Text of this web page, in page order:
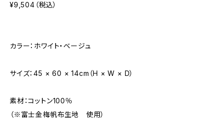
¥9,504（税込）
カラー：ホワイト・ベージュ
サイズ：45 × 60 × 14cm（H × W × D）
素材：コットン100％
（※富士金梅帆布生地 使用）